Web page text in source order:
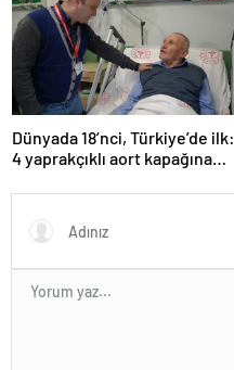
Dünyada 18’nci, Türkiye’de ilk:
4 yaprakçıklı aort kapağına